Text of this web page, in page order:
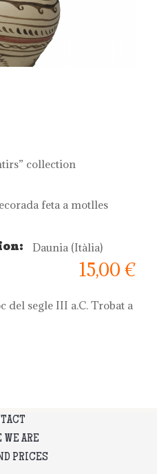
collection
feta a motlles
Daunia (Itàlia)
15,00 €
del segle III a.C. Trobat a
WE ARE
PRICES